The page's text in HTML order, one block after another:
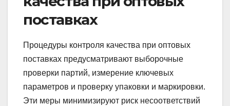
поставках
Процедуры контроля качества при оптовых
поставках предусматривают выборочные
проверки партий, измерение ключевых
параметров и проверку упаковки и маркировки.
Эти меры минимизируют риск несоответствий